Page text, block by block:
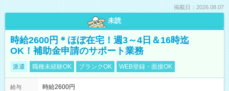
掲載日：2026.08.07
未読
時給2600円＊ほぼ在宅！週3～4日＆16時迄
OK！補助金申請のサポート業務
派遣 職種未経験OK ブランクOK WEB登録・面接OK
給与
時給2600円